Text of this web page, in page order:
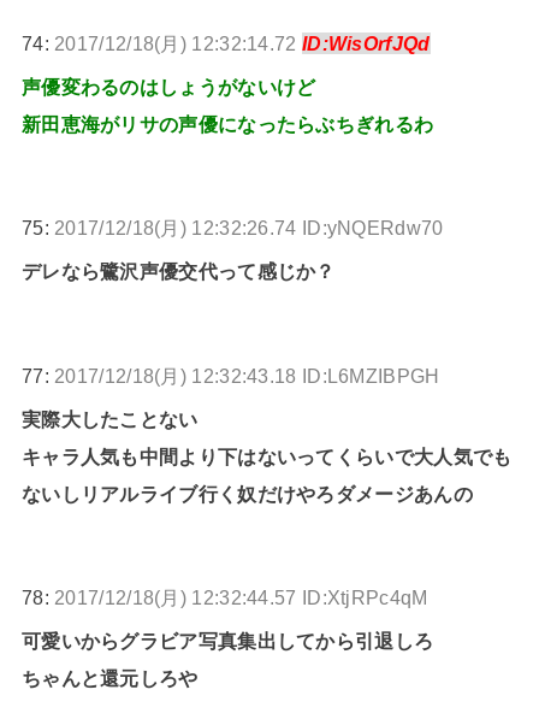
74: 2017/12/18(月) 12:32:14.72 ID:WisOrfJQd
声優変わるのはしょうがないけど
新田恵海がリサの声優になったらぶちぎれるわ
75: 2017/12/18(月) 12:32:26.74 ID:yNQERdw70
デレなら鷺沢声優交代って感じか？
77: 2017/12/18(月) 12:32:43.18 ID:L6MZIBPGH
実際大したことない
キャラ人気も中間より下はないってくらいで大人気でも
ないしリアルライブ行く奴だけやろダメージあんの
78: 2017/12/18(月) 12:32:44.57 ID:XtjRPc4qM
可愛いからグラビア写真集出してから引退しろ
ちゃんと還元しろや